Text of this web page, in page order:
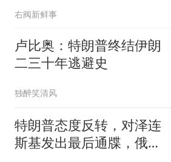
右阀新鲜事
卢比奥：特朗普终结伊朗
二三十年逃避史
独醉笑清风
特朗普态度反转，对泽连
斯基发出最后通牒，俄乌